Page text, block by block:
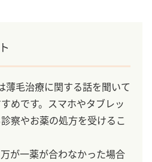
薄毛治療に関する話を聞いて
めです。スマホやタブレッ
察やお薬の処方を受けるこ
が一薬が合わなかった場合